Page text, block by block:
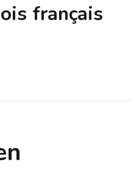
français